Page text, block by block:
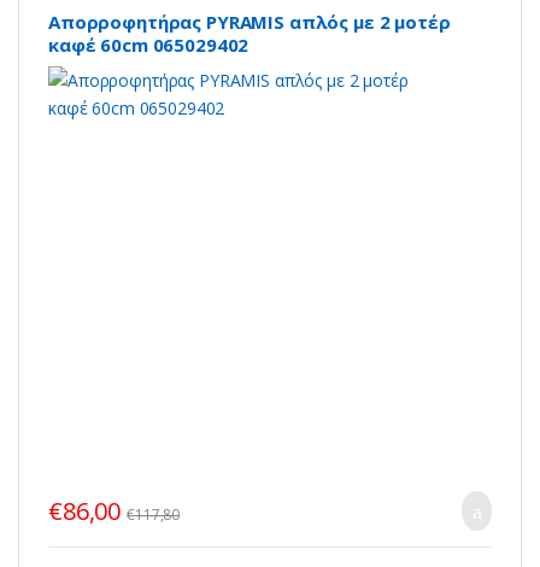
Απορροφητήρας PYRAMIS απλός με 2 μοτέρ
καφέ 60cm 065029402
€86,00 €117,80